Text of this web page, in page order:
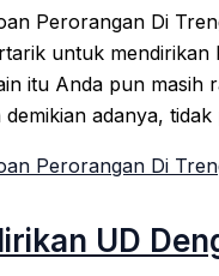
Perorangan Di
untuk
itu Anda pun
adanya,
Perorangan Di
UD